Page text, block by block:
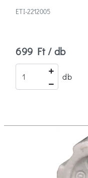
ETI-2212005
699 Ft / db
db